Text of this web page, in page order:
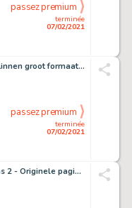
terminée
07/02/2021
passez premium
Suske en Wiske - Luxe Linnen groot formaat Tazuur en Tazijn - Spirit Temse met originele opdrachttekening - Hardcover - First edition - (2020)
terminée
07/02/2021
passez premium
Cambré, Charel - Amoras 2 - Originele pagina (p.20) Jérusalem - (2013)